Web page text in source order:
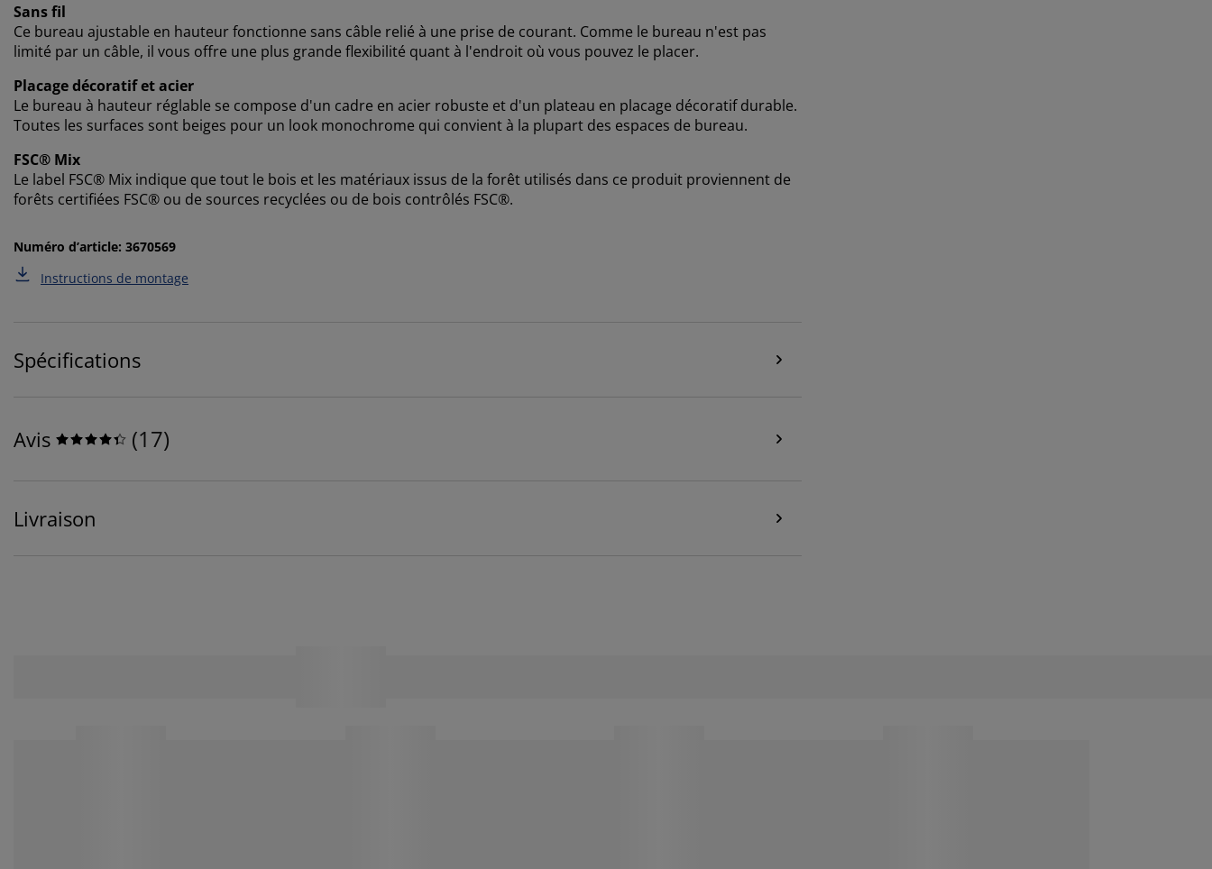
Sans fil
Ce bureau ajustable en hauteur fonctionne sans câble relié à une prise de courant. Comme le bureau n'est pas
limité par un câble, il vous offre une plus grande flexibilité quant à l'endroit où vous pouvez le placer.
Placage décoratif et acier
Le bureau à hauteur réglable se compose d'un cadre en acier robuste et d'un plateau en placage décoratif durable.
Toutes les surfaces sont beiges pour un look monochrome qui convient à la plupart des espaces de bureau.
FSC® Mix
Le label FSC® Mix indique que tout le bois et les matériaux issus de la forêt utilisés dans ce produit proviennent de
forêts certifiées FSC® ou de sources recyclées ou de bois contrôlés FSC®.
Numéro d’article: 3670569
Instructions de montage
Spécifications
Avis (17)
Livraison